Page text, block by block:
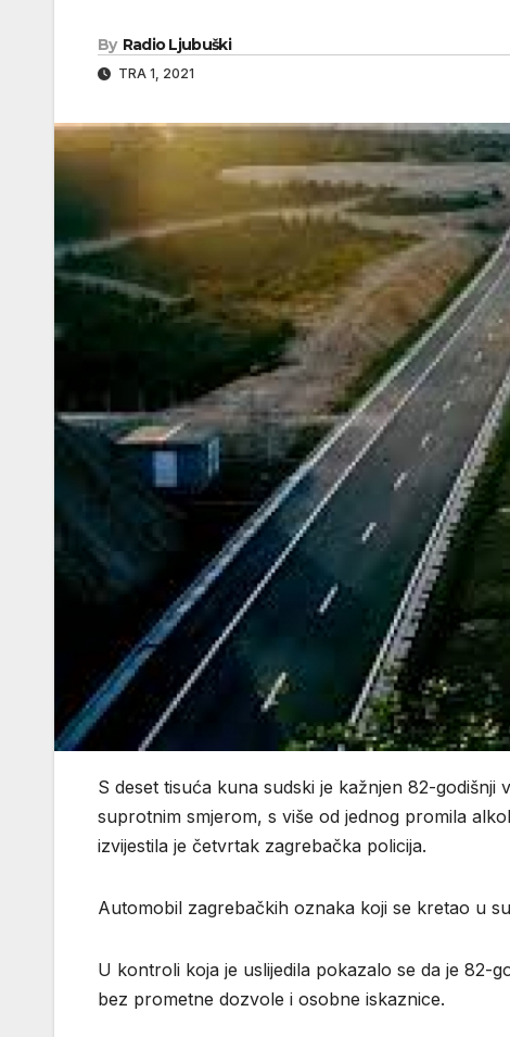
By Radio Ljubuški
TRA 1, 2021
S deset tisuća kuna sudski je kažnjen 82-
suprotnim smjerom, s više od jednog promila
izvijestila je četvrtak zagrebačka policija.
Automobil zagrebačkih oznaka koji se kretao u
U kontroli koja je uslijedila pokazalo se da je 82-
bez prometne dozvole i osobne iskaznice.